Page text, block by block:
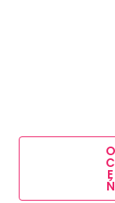
O
C
E
Ń